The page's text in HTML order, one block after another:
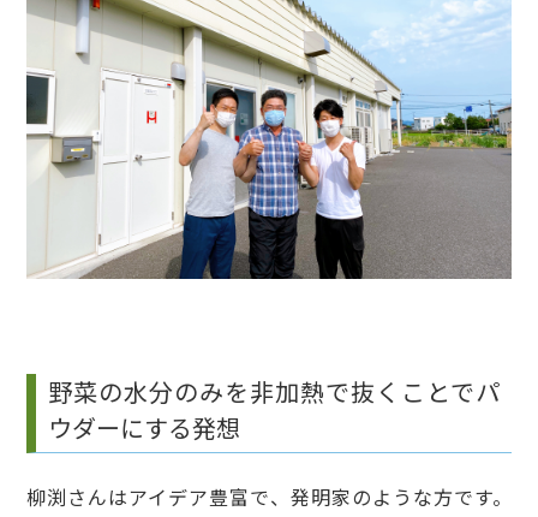
野菜の水分のみを非加熱で抜くことでパ
ウダーにする発想
柳渕さんはアイデア豊富で、発明家のような方です。